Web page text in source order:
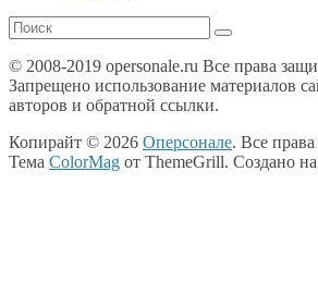
© 2008-2019 opersonale.ru Все права
Запрещено использование материалов
авторов и обратной ссылки.
Копирайт © 2026 Оперсонале. Все
Тема ColorMag от ThemeGrill. Создано на